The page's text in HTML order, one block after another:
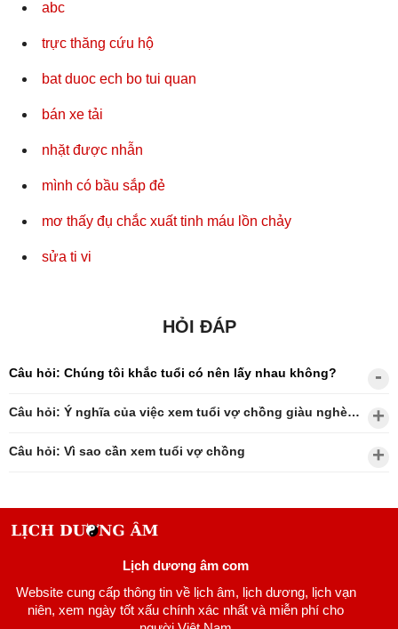
abc
trực thăng cứu hộ
bat duoc ech bo tui quan
bán xe tải
nhặt được nhẫn
mình có bầu sắp đẻ
mơ thấy đụ chắc xuất tinh máu lồn chảy
sửa ti vi
HỎI ĐÁP
Câu hỏi: Chúng tôi khắc tuổi có nên lấy nhau không?
Câu hỏi: Ý nghĩa của việc xem tuổi vợ chồng giàu nghèo?
Câu hỏi: Vì sao cần xem tuổi vợ chồng
Lịch dương âm com
Website cung cấp thông tin về lịch âm, lịch dương, lịch vạn
niên, xem ngày tốt xấu chính xác nhất và miễn phí cho